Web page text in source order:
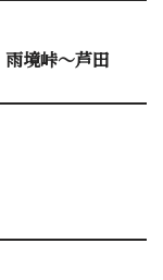
境峠～芦田